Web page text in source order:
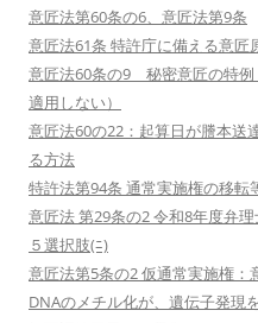
意匠法第60条の6、意匠法第9条
意匠法61条 特許庁に備える意匠
意匠法60条の9 秘密意匠の特例
適用しない）
意匠法60の22：起算日が謄本送
る方法
特許法第94条 通常実施権の移転
意匠法 第29条の2 令和8年度弁
５選択肢(ﾆ)
意匠法第5条の2 仮通常実施権：
DNAのメチル化が、遺伝子発現